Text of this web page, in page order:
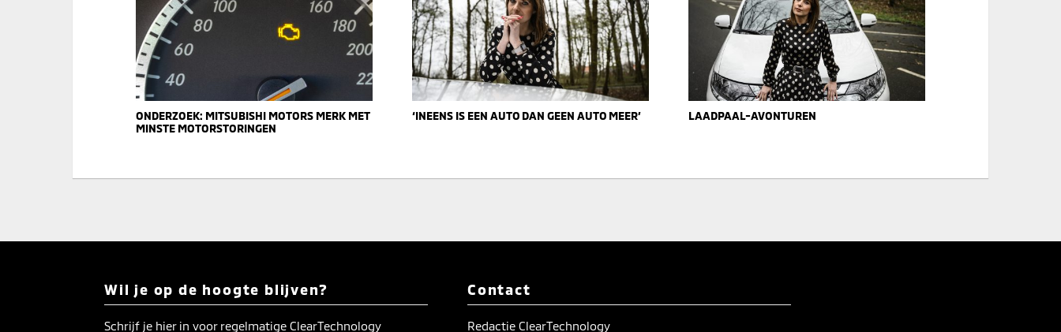
ONDERZOEK: MITSUBISHI MOTORS MERK MET
MINSTE MOTORSTORINGEN
‘INEENS IS EEN AUTO DAN GEEN AUTO MEER’ LAADPAAL-AVONTUREN
Wil je op de hoogte blijven?
Schrijf je hier in voor regelmatige ClearTechnology
Contact
Redactie ClearTechnology